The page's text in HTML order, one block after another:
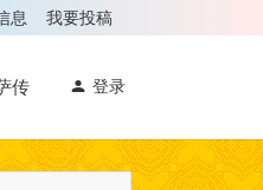
息 我要投稿
登录
传